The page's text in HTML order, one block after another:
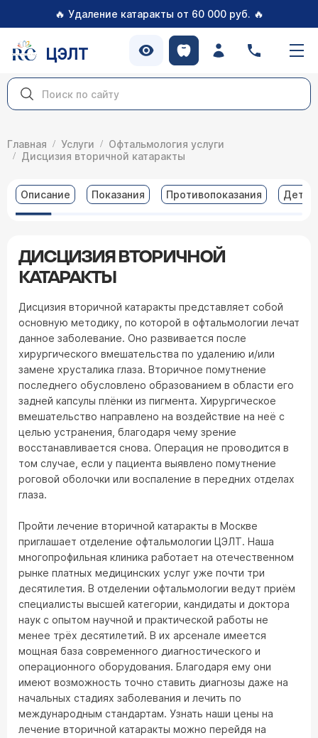
🔥 Удаление катаракты от 60 000 руб. 🔥
ЦЭЛТ
Главная Услуги
Офтальмология услуги
Дисцизия вторичной катаракты
Описание Показания Противопоказания
ДИСЦИЗИЯ ВТОРИЧНОЙ
КАТАРАКТЫ
Дисцизия вторичной катаракты представляет собой
основную методику, по которой в офтальмологии лечат
данное заболевание. Оно развивается после
хирургического вмешательства по удалению и/или
замене хрусталика глаза. Вторичное помутнение
последнего обусловлено образованием в области его
задней капсулы плёнки из пигмента. Хирургическое
вмешательство направлено на воздействие на неё с
целью устранения, благодаря чему зрение
восстанавливается снова. Операция не проводится в
том случае, если у пациента выявлено помутнение
роговой оболочки или воспаление в передних отделах
глаза.
Пройти лечение вторичной катаракты в Москве
приглашает отделение офтальмологии ЦЭЛТ. Наша
многопрофильная клиника работает на отечественном
рынке платных медицинских услуг уже почти три
десятилетия. В отделении офтальмологии ведут приём
специалисты высшей категории, кандидаты и доктора
наук с опытом научной и практической работы не
менее трёх десятилетий. В их арсенале имеется
мощная база современного диагностического и
операционного оборудования. Благодаря ему они
имеют возможность точно ставить диагнозы даже на
начальных стадиях заболевания и лечить по
международным стандартам. Узнать наши цены на
лечение вторичной катаракты можно перейдя на